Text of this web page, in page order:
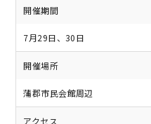
開催期間
7月29日、30日
開催場所
蒲郡市民会館周辺
アクセス